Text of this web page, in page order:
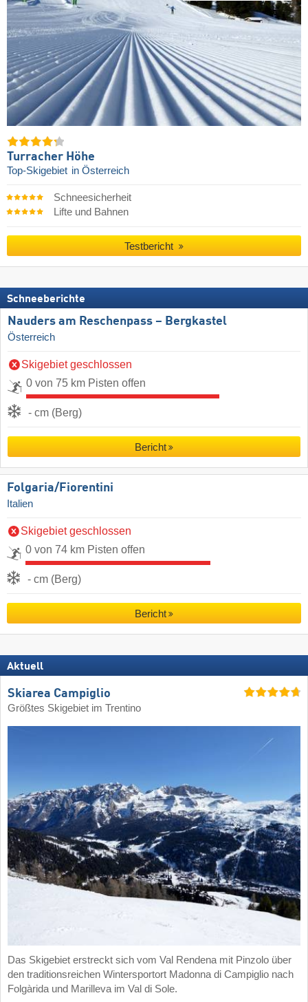
Turracher Höhe
Top-Skigebiet in Österreich
Schneesicherheit
Lifte und Bahnen
Testbericht
Schneeberichte
Nauders am Reschenpass – Bergkastel
Österreich
Skigebiet geschlossen
0 von 75 km Pisten offen
- cm (Berg)
Bericht
Folgaria/​Fiorentini
Italien
Skigebiet geschlossen
0 von 74 km Pisten offen
- cm (Berg)
Bericht
Aktuell
Skiarea Campiglio
Größtes Skigebiet im Trentino
Das Skigebiet erstreckt sich vom Val Rendena mit Pinzolo über
den traditionsreichen Wintersportort Madonna di Campiglio nach
Folgàrida und Marilleva im Val di Sole.